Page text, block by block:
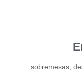
sobremesas,